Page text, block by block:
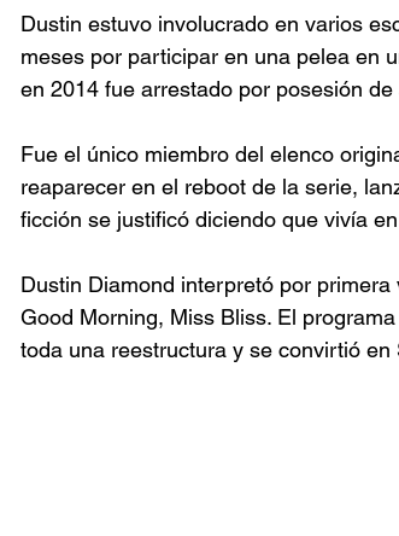
Dustin estuvo involucrado en varios
meses por participar en una pelea en
en 2014 fue arrestado por posesión de
Fue el único miembro del elenco
reaparecer en el reboot de la serie,
ficción se justificó diciendo que vivía
Dustin Diamond interpretó por primera
Good Morning, Miss Bliss. El
toda una reestructura y se convirtió